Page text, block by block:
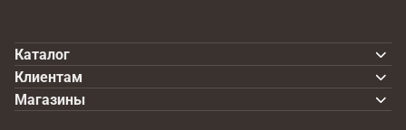
Каталог
Клиентам
Магазины